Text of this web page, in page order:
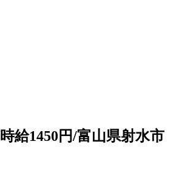
給1450円/富山県射水市